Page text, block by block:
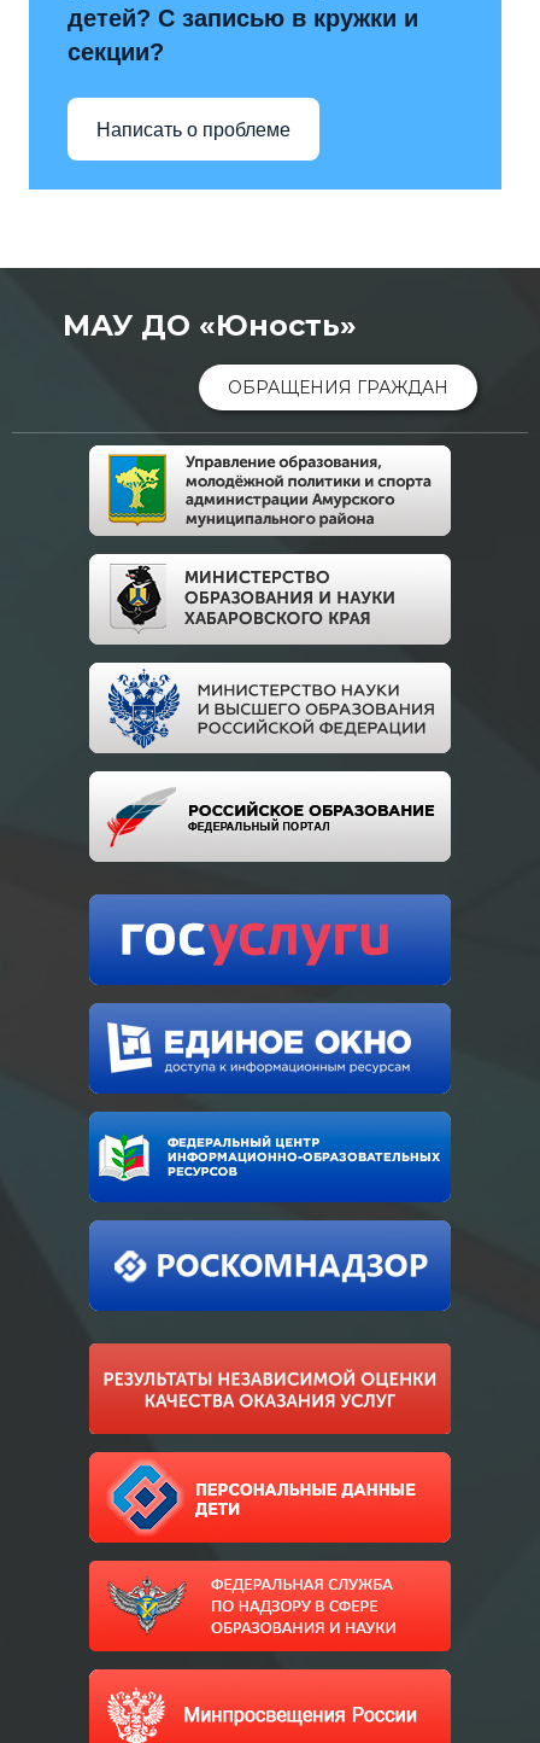
детей? С записью в кружки и
секции?
Написать о проблеме
МАУ ДО «Юность»
ОБРАЩЕНИЯ ГРАЖДАН